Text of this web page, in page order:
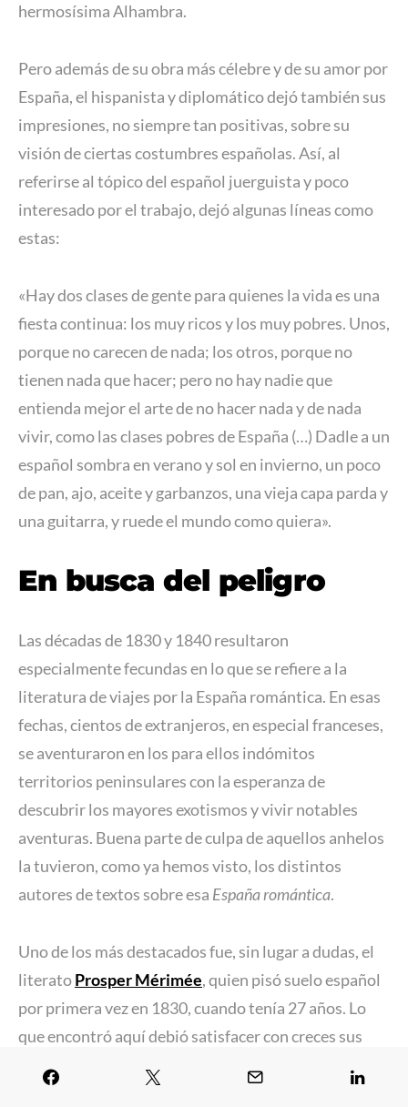
hermosísima Alhambra.
Pero además de su obra más célebre y de su amor por
España, el hispanista y diplomático dejó también sus
impresiones, no siempre tan positivas, sobre su
visión de ciertas costumbres españolas. Así, al
referirse al tópico del español juerguista y poco
interesado por el trabajo, dejó algunas líneas como
estas:
«Hay dos clases de gente para quienes la vida es una
fiesta continua: los muy ricos y los muy pobres. Unos,
porque no carecen de nada; los otros, porque no
tienen nada que hacer; pero no hay nadie que
entienda mejor el arte de no hacer nada y de nada
vivir, como las clases pobres de España (…) Dadle a un
español sombra en verano y sol en invierno, un poco
de pan, ajo, aceite y garbanzos, una vieja capa parda y
una guitarra, y ruede el mundo como quiera».
En busca del peligro
Las décadas de 1830 y 1840 resultaron
especialmente fecundas en lo que se refiere a la
literatura de viajes por la España romántica. En esas
fechas, cientos de extranjeros, en especial franceses,
se aventuraron en los para ellos indómitos
territorios peninsulares con la esperanza de
descubrir los mayores exotismos y vivir notables
aventuras. Buena parte de culpa de aquellos anhelos
la tuvieron, como ya hemos visto, los distintos
autores de textos sobre esa España romántica.
Uno de los más destacados fue, sin lugar a dudas, el
literatoProsper Mérimée, quien pisó suelo español
por primera vez en 1830, cuando tenía 27 años. Lo
que encontró aquí debió satisfacer con creces sus
expectativas, pues su peregrinar por tierras